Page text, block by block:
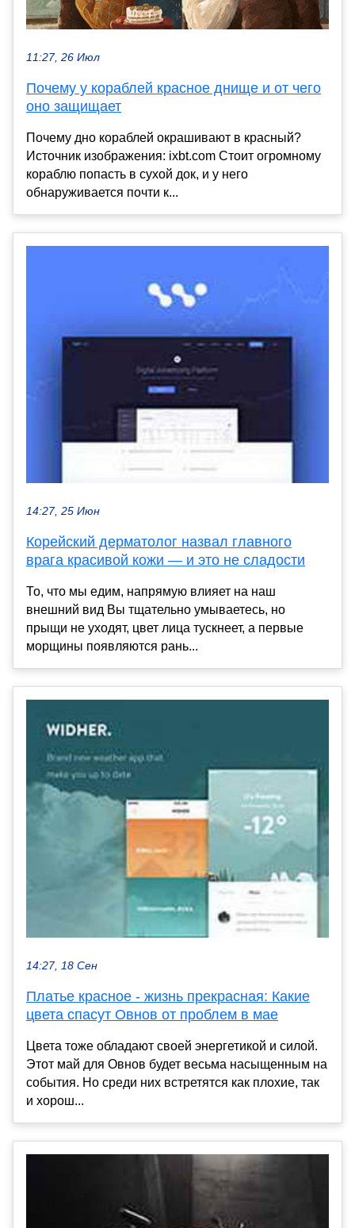
11:27, 26 Июл
Почему у кораблей красное днище и от чего
оно защищает
Почему дно кораблей окрашивают в красный?
Источник изображения: ixbt.com Стоит огромному
кораблю попасть в сухой док, и у него
обнаруживается почти к...
14:27, 25 Июн
Корейский дерматолог назвал главного
врага красивой кожи — и это не сладости
То, что мы едим, напрямую влияет на наш
внешний вид Вы тщательно умываетесь, но
прыщи не уходят, цвет лица тускнеет, а первые
морщины появляются рань...
14:27, 18 Сен
Платье красное - жизнь прекрасная: Какие
цвета спасут Овнов от проблем в мае
Цвета тоже обладают своей энергетикой и силой.
Этот май для Овнов будет весьма насыщенным на
события. Но среди них встретятся как плохие, так
и хорош...